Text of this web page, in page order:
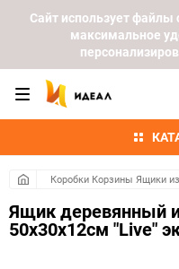
Cайт использует файлы
максимальное
Коробки Корзины Ящики
Ящик деревянный
50х30х12см "Live"